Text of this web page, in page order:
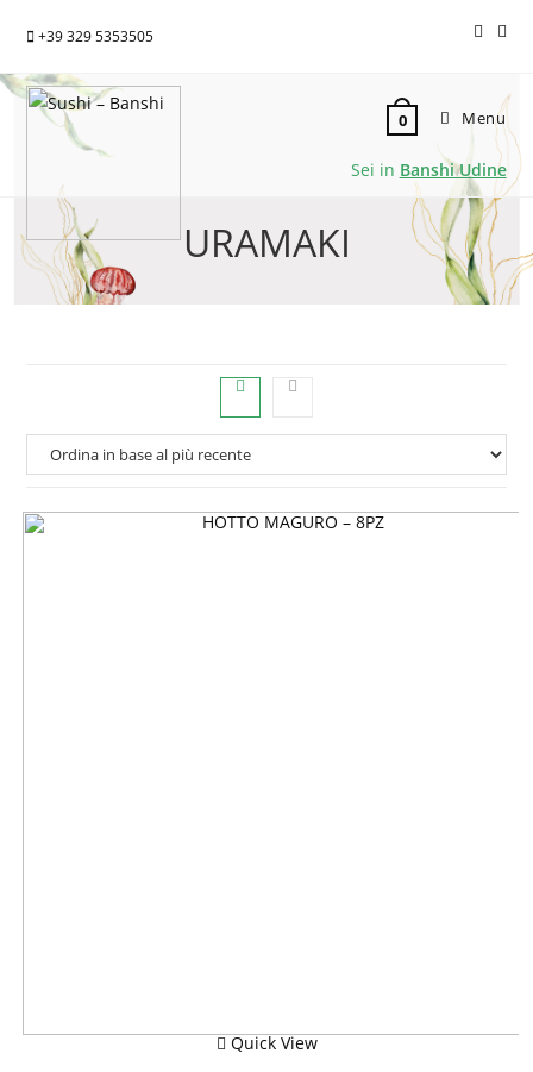
+39 329 5353505
0 Menu
Sei in Banshi Udine
URAMAKI
Quick View